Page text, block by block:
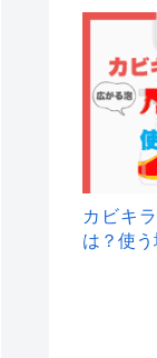
カビキ
は？使う